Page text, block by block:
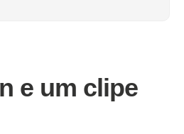
e um clipe